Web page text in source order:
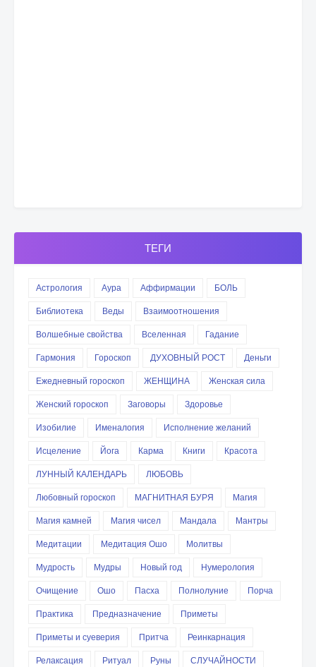
ТЕГИ
Астрология Аура Аффирмации
БОЛЬ
Библиотека
Веды
Взаимоотношения
Волшебные свойства
Вселенная
Гадание
Гармония
Гороскоп ДУХОВНЫЙ РОСТ
Деньги
Ежедневный гороскоп
ЖЕНЩИНА
Женская сила
Женский гороскоп
Заговоры
Здоровье
Изобилие
Именалогия
Исполнение желаний
Исцеление
Йога Карма Книги
Красота
ЛУННЫЙ КАЛЕНДАРЬ
ЛЮБОВЬ
Любовный гороскоп
МАГНИТНАЯ БУРЯ
Магия
Магия камней
Магия чисел Мандала
Мантры
Медитации
Медитация Ошо
Молитвы
Мудрость
Мудры Новый год
Нумерология
Очищение
Ошо Пасха Полнолуние
Порча
Практика
Предназначение
Приметы
Приметы и суеверия
Притча
Реинкарнация
Релаксация
Ритуал Руны
СЛУЧАЙНОСТИ